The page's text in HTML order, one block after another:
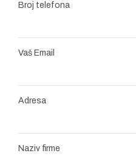
Broj telefona
Vaš Email
Adresa
Naziv firme